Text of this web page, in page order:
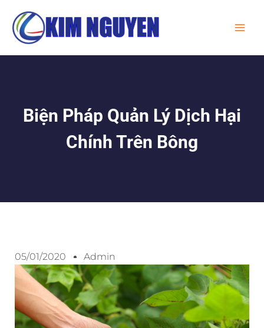
content
Biện Pháp Quản Lý Dịch Hại
Chính Trên Bông
05/01/2020 Admin